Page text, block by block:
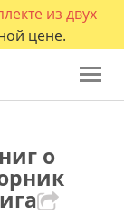
из двух
цене.
о